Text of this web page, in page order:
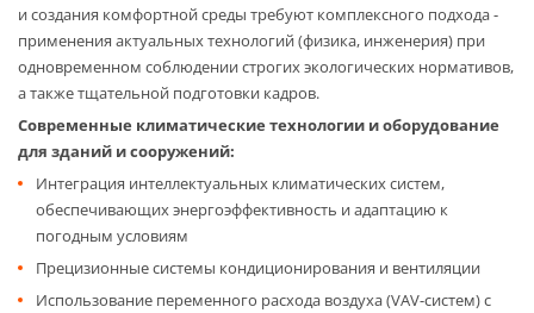
и создания комфортной среды требуют комплексного подхода -
применения актуальных технологий (физика, инженерия) при
одновременном соблюдении строгих экологических нормативов,
а также тщательной подготовки кадров.
Современные климатические технологии и оборудование
для зданий и сооружений:
Интеграция интеллектуальных климатических систем,
обеспечивающих энергоэффективность и адаптацию к
погодным условиям
Прецизионные системы кондиционирования и вентиляции
Использование переменного расхода воздуха (VAV-систем) с